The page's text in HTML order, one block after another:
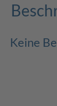
Keine